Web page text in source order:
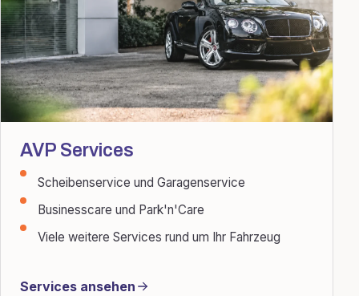
AVP Services
Scheibenservice und Garagenservice
Businesscare und Park'n'Care
Viele weitere Services rund um Ihr Fahrzeug
Services ansehen